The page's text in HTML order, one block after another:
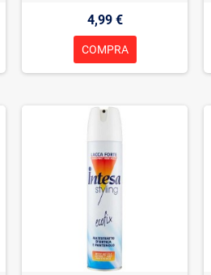
4,99 €
COMPRA